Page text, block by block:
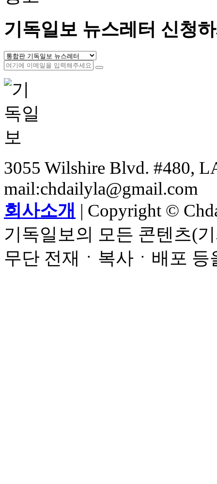
기독일보 뉴스레터 신청
3055 Wilshire Blvd. #480,
mail:chdailyla@gmail.com
회사소개 | Copyright ©
기독일보의 모든 콘텐츠(
무단 전재ㆍ복사ㆍ배포 등